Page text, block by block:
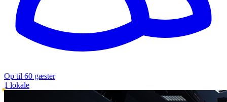
Op til 60 gæster
1 lokale